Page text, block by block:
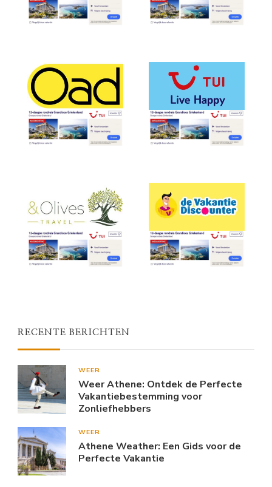
RECENTE BERICHTEN
WEER
Weer Athene: Ontdek de Perfecte
Vakantiebestemming voor
Zonliefhebbers
WEER
Athene Weather: Een Gids voor de
Perfecte Vakantie